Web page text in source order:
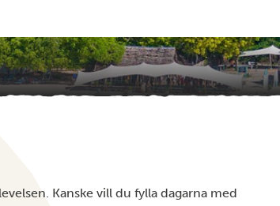
Kanske vill du fylla dagarna med